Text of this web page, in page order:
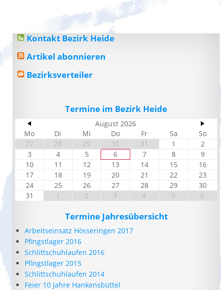
Kontakt Bezirk Heide
Artikel abonnieren
Bezirksverteiler
Termine im Bezirk Heide
August 2026
Mo
Di Mi Do Fr Sa
So
27
28 29 30 31 1
2
3
4 5 6 7 8
9
10
11 12 13 14 15
16
17
18 19 20 21 22
23
24
25 26 27 28 29
30
31
1 2 3 4 5 6
Termine Jahresübersicht
Arbeitseinsatz Hösseringen 2017
Pfingstlager 2016
Schlittschuhlaufen 2016
Pfingstlager 2015
Schlittschuhlaufen 2014
Feier 10 Jahre Hankensbüttel